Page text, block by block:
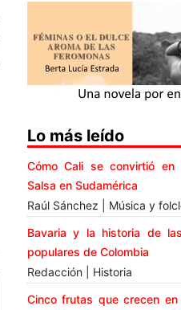
Lo más leído
Cómo Cali se convirtió
Salsa en Sudamérica
Raúl Sánchez | Música y
Bavaria y la historia de
populares de Colombia
Redacción | Historia
Cinco frutas que crecen